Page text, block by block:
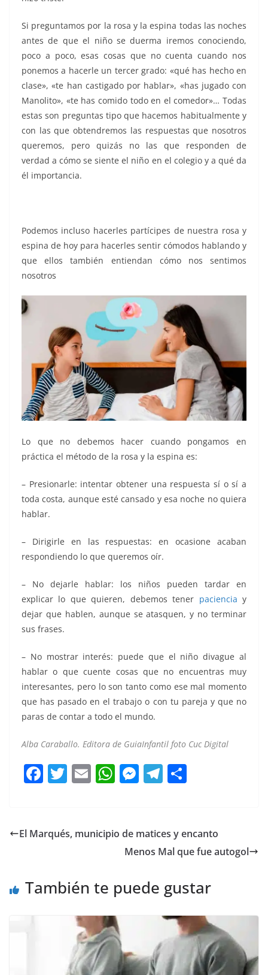
Si preguntamos por la rosa y la espina todas las noches
antes de que el niño se duerma iremos conociendo,
poco a poco, esas cosas que no cuenta cuando nos
ponemos a hacerle un tercer grado: «qué has hecho en
clase», «te han castigado por hablar», «has jugado con
Manolito», «te has comido todo en el comedor»… Todas
estas son preguntas tipo que hacemos habitualmente y
con las que obtendremos las respuestas que nosotros
queremos, pero quizás no las que responden de
verdad a cómo se siente el niño en el colegio y a qué da
él importancia.
Podemos incluso hacerles partícipes de nuestra rosa y
espina de hoy para hacerles sentir cómodos hablando y
que ellos también entiendan cómo nos sentimos
nosotros
Lo que no debemos hacer cuando pongamos en
práctica el método de la rosa y la espina es:
– Presionarle: intentar obtener una respuesta sí o sí a
toda costa, aunque esté cansado y esa noche no quiera
hablar.
– Dirigirle en las respuestas: en ocasione acaban
respondiendo lo que queremos oír.
– No dejarle hablar: los niños pueden tardar en
explicar lo que quieren, debemos tener paciencia y
dejar que hablen, aunque se atasquen, y no terminar
sus frases.
– No mostrar interés: puede que el niño divague al
hablar o que cuente cosas que no encuentras muy
interesantes, pero lo son tanto como ese mal momento
que has pasado en el trabajo o con tu pareja y que no
paras de contar a todo el mundo.
Alba Caraballo. Editora de GuiaInfantil foto Cuc Digital
F
e
o
T
er
E
l
W
s
A
p
M
e
n
er
T
gr
a
p
ar
El Marqués, municipio de matices y encanto
Menos Mal que fue autogol
También te puede gustar